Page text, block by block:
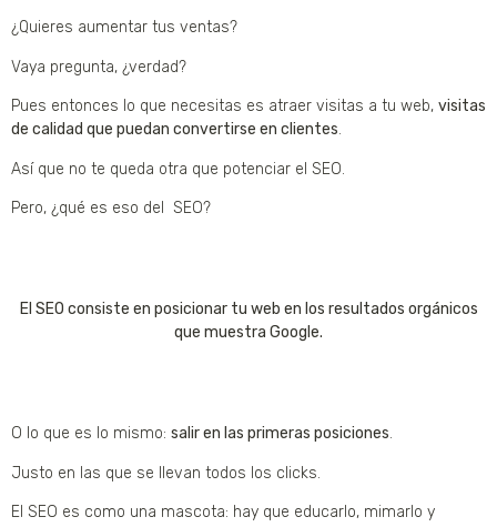
¿Quieres aumentar tus ventas?
Vaya pregunta, ¿verdad?
Pues entonces lo que necesitas es atraer visitas a tu web, visitas
de calidad que puedan convertirse en clientes.
Así que no te queda otra que potenciar el SEO.
Pero, ¿qué es eso del SEO?
El SEO consiste en posicionar tu web en los resultados orgánicos
que muestra Google.
O lo que es lo mismo: salir en las primeras posiciones.
Justo en las que se llevan todos los clicks.
El SEO es como una mascota: hay que educarlo, mimarlo y